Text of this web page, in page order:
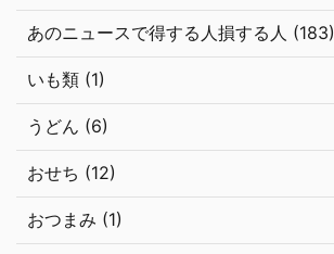
あのニュースで得する人損する人 (183)
いも類 (1)
うどん (6)
おせち (12)
おつまみ (1)